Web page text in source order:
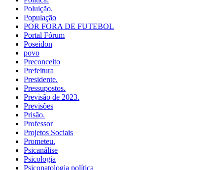
Poluição.
População
POR FORA DE FUTEBOL
Portal Fórum
Poseidon
povo
Preconceito
Prefeitura
Presidente.
Pressupostos.
Previsão de 2023.
Previsões
Prisão.
Professor
Projetos Sociais
Prometeu.
Psicanálise
Psicologia
Psicopatologia política